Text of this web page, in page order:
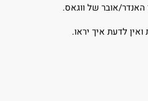
האנדר/אובר של ווגאס.
לדעת איך יראו.